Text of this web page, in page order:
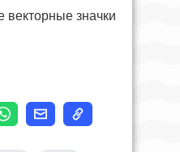
значки